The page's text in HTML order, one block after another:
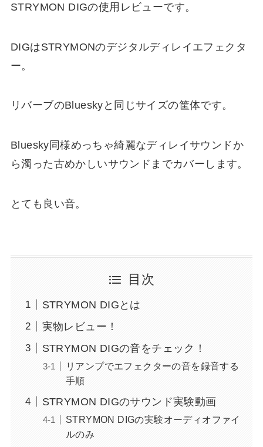
STRYMON DIGの使用レビューです。
DIGはSTRYMONのデジタルディレイエフェクタ
ー。
リバーブのBlueskyと同じサイズの筐体です。
Bluesky同様めっちゃ綺麗なディレイサウンドか
ら濁った古めかしいサウンドまでカバーします。
とても良い音。
目次
STRYMON DIGとは
実物レビュー！
STRYMON DIGの音をチェック！
リアンプでエフェクターの音を録音する
手順
STRYMON DIGのサウンド実験動画
STRYMON DIGの実験オーディオファイ
ルのみ